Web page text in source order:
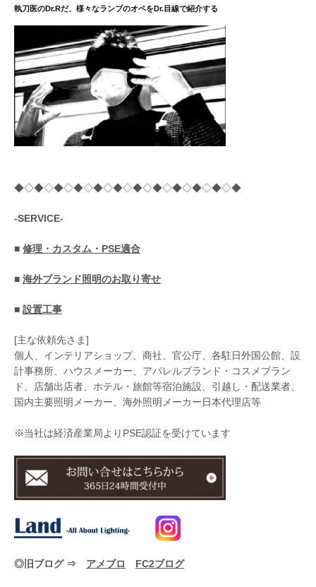
り
執刀医のDr.Rだ、様々なランプのオペをDr.目線で紹介する
◆◇◆◇◆◇◆◇◆◇◆◇◆◇◆◇◆◇◆◇◆◇◆
-SERVICE-
■ 修理・カスタム・PSE適合
■ 海外ブランド照明のお取り寄せ
■ 設置工事
[主な依頼先さま]
個人、インテリアショップ、商社、官公庁、各駐日外国公館、設
計事務所、ハウスメーカー、アパレルブランド・コスメブラン
ド、店舗出店者、ホテル・旅館等宿泊施設、引越し・配送業者、
国内主要照明メーカー、海外照明メーカー日本代理店等
※当社は経済産業局よりPSE認証を受けています
◎旧ブログ ⇒ アメブロ FC2ブログ